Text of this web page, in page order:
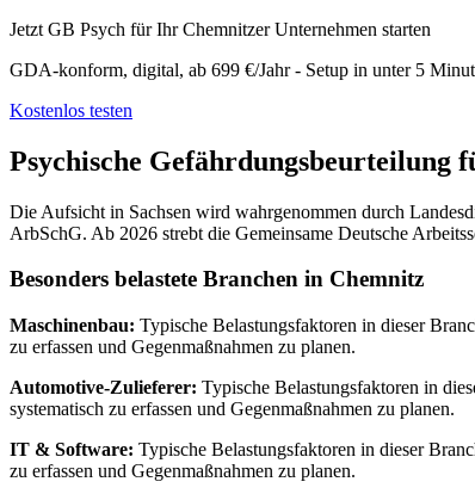
Jetzt GB Psych für Ihr Chemnitzer Unternehmen starten
GDA-konform, digital, ab 699 €/Jahr - Setup in unter 5
Kostenlos testen
Psychische Gefährdungsbeurteilung
Die Aufsicht in Sachsen wird wahrgenommen durch
ArbSchG. Ab 2026 strebt die Gemeinsame Deutsche
Besonders belastete Branchen in Chemnitz
Maschinenbau: Typische Belastungsfaktoren in dieser
zu erfassen und Gegenmaßnahmen zu planen.
Automotive-Zulieferer: Typische Belastungsfaktoren in
systematisch zu erfassen und Gegenmaßnahmen zu planen.
IT & Software: Typische Belastungsfaktoren in dieser
zu erfassen und Gegenmaßnahmen zu planen.